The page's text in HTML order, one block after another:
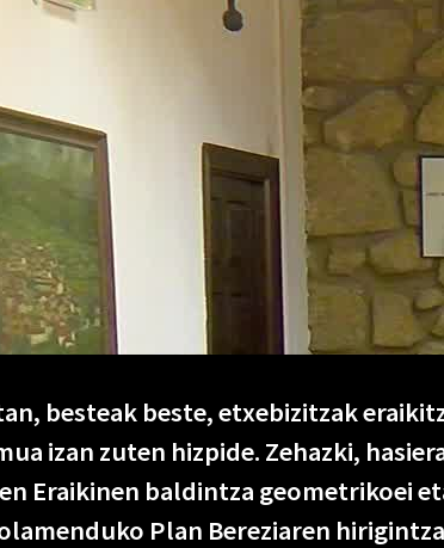
besteak beste, etxebizitzak
izan zuten hizpide. Zehazki,
Eraikinen baldintza geometrikoei
Plan Bereziaren